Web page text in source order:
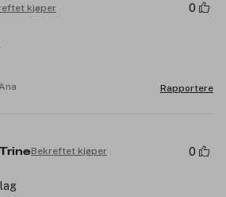
kjøper 0
Rapportere
Bekreftet kjøper 0